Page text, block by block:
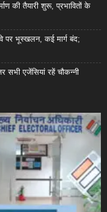
की तैयारी शुरू, प्रभावितों के
पर भूस्खलन, कई मार्ग बंद;
सभी एजेंसियां रहें चौकन्नी